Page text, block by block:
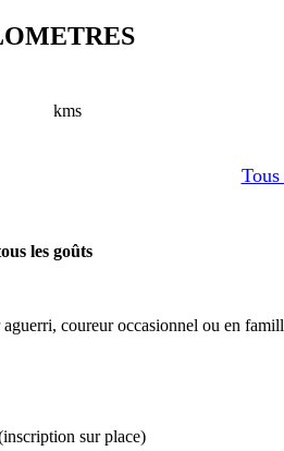
kms
les goûts
coureur occasionnel ou en
sur place)